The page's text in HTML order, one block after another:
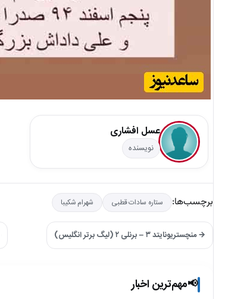
عسل افشاری
نویسنده
برچسب‌ها: ستاره سادات قطبی شهرام شکیبا
→ منچستریونایتد ۳ – برنلی ۲ (لیگ برتر انگلیس)
📢مهم‌ترین اخبار